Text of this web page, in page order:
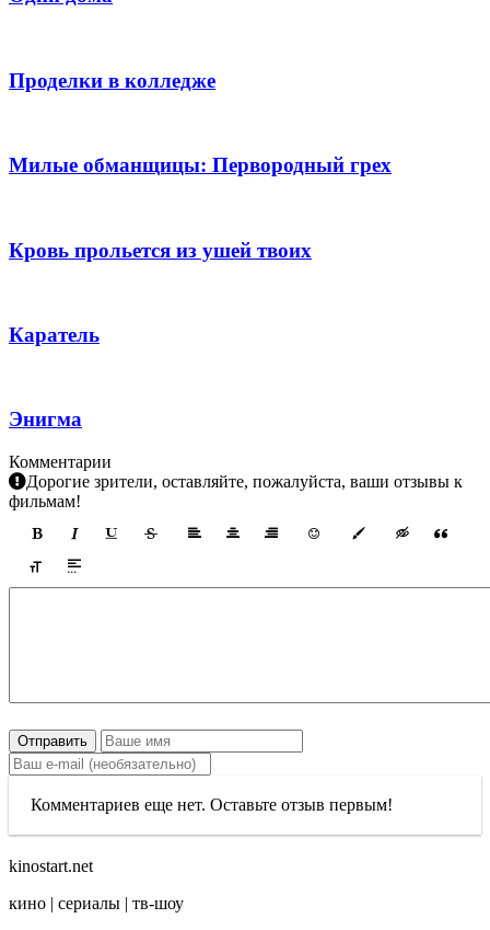
Проделки в колледже
Милые обманщицы: Первородный грех
Кровь прольется из ушей твоих
Каратель
Энигма
Комментарии
Дорогие зрители, оставляйте, пожалуйста, ваши отзывы к
фильмам!
Отправить
Комментариев еще нет. Оставьте отзыв первым!
kinostart.net
кино | сериалы | тв-шоу